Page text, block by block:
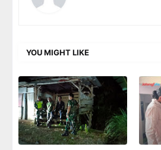
YOU MIGHT LIKE